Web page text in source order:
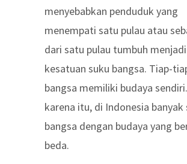
menyebabkan penduduk yang
menempati satu pulau atau
dari satu pulau tumbuh menjadi
kesatuan suku bangsa. Tiap-
bangsa memiliki budaya
karena itu, di Indonesia banyak
bangsa dengan budaya yang
beda.